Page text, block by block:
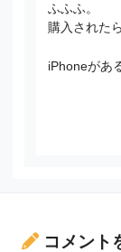
ふふふ。
購入された
iPhoneがあ
コメント